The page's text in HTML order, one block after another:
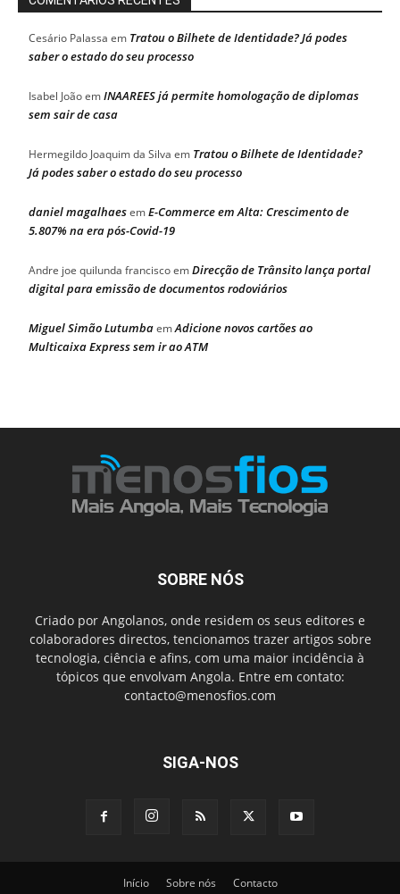
Cesário Palassa em Tratou o Bilhete de Identidade? Já podes
saber o estado do seu processo
Isabel JoãoemINAAREES já permite homologação de diplomas
sem sair de casa
Hermegildo Joaquim da Silva em Tratou o Bilhete de Identidade?
Já podes saber o estado do seu processo
daniel magalhaesemE-Commerce em Alta: Crescimento de
5.807% na era pós-Covid-19
Andre joe quilunda franciscoemDirecção de Trânsito lança portal
digital para emissão de documentos rodoviários
Miguel Simão LutumbaemAdicione novos cartões ao
Multicaixa Express sem ir ao ATM
SOBRE NÓS
Criado por Angolanos, onde residem os seus editores e
colaboradores directos, tencionamos trazer artigos sobre
tecnologia, ciência e afins, com uma maior incidência à
tópicos que envolvam Angola. Entre em contato:
contacto@menosfios.com
SIGA-NOS
Início Sobre nós Contacto